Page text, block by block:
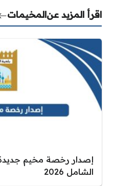
اقرأ المزيد عنالمخيمات
إصدار رخصة مخيم جديدة
الشامل 2026